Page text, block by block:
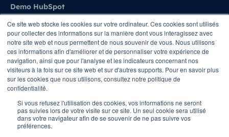
Ce site web stocke les cookies sur votre ordinateur. Ces cookies sont utilisés
pour collecter des informations sur la manière dont vous interagissez avec
notre site web et nous permettent de nous souvenir de vous. Nous utilisons
ces informations afin d'améliorer et de personnaliser votre expérience de
navigation, ainsi que pour l'analyse et les indicateurs concernant nos
visiteurs à la fois sur ce site web et sur d'autres supports. Pour en savoir plus
sur les cookies que nous utilisons, consultez notre politique de
confidentialité.
Si vous refusez l'utilisation des cookies, vos informations ne seront
pas suivies lors de votre visite sur ce site. Un seul cookie sera utilisé
dans votre navigateur afin de se souvenir de ne pas suivre vos
préférences.
Demo HubSpot
Agence
A propos de Stratenet
Stratenet X HubSpot
Nous Contacter